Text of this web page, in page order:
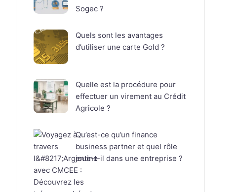
Sogec ?
Quels sont les avantages
d’utiliser une carte Gold ?
Quelle est la procédure pour
effectuer un virement au Crédit
Agricole ?
Qu’est-ce qu’un finance
business partner et quel rôle
joue-t-il dans une entreprise ?